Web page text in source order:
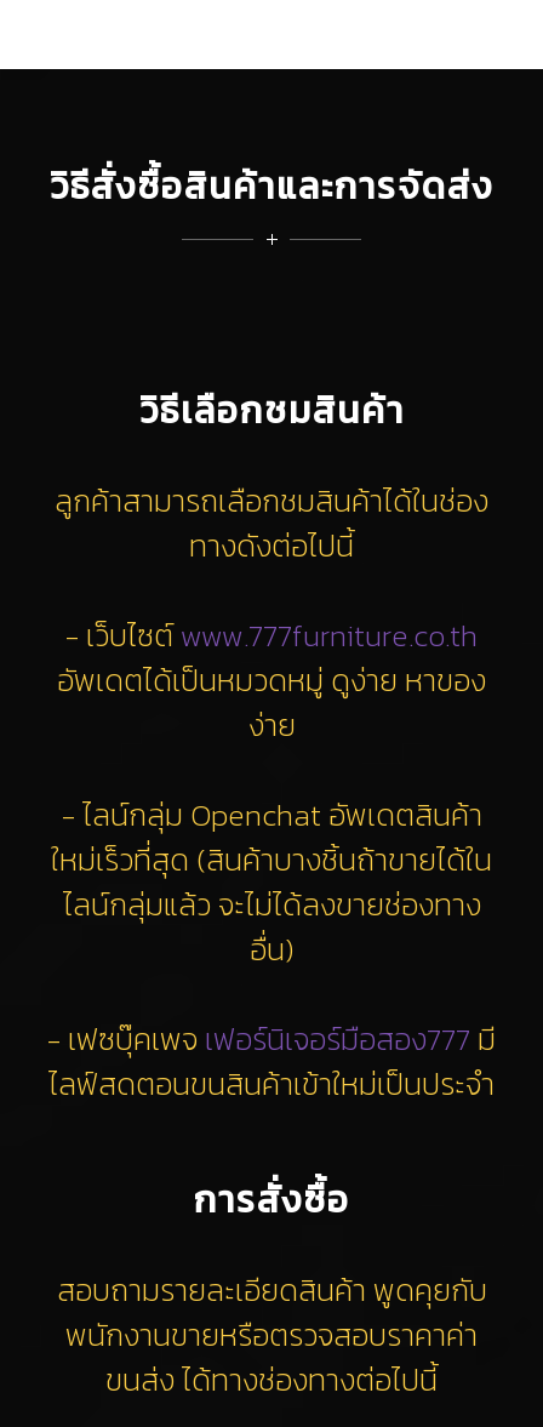
วิธีสั่งซื้อสินค้าและการจัดส่ง
วิธีเลือกชมสินค้า
ลูกค้าสามารถเลือกชมสินค้าได้ในช่อง
ทางดังต่อไปนี้
- เว็บไซต์www.777furniture.co.th
อัพเดตได้เป็นหมวดหมู่ ดูง่าย หาของ
ง่าย
- ไลน์กลุ่ม Openchat อัพเดตสินค้า
ใหม่เร็วที่สุด (สินค้าบางชิ้นถ้าขายได้ใน
ไลน์กลุ่มแล้ว จะไม่ได้ลงขายช่องทาง
อื่น)
- เฟซบุ๊คเพจ เฟอร์นิเจอร์มือสอง777 มี
ไลฟ์สดตอนขนสินค้าเข้าใหม่เป็นประจำ
การสั่งซื้อ
สอบถามรายละเอียดสินค้า พูดคุยกับ
พนักงานขายหรือตรวจสอบราคาค่า
ขนส่ง ได้ทางช่องทางต่อไปนี้